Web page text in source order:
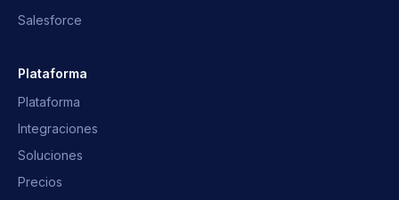
Salesforce
Plataforma
Plataforma
Integraciones
Soluciones
Precios